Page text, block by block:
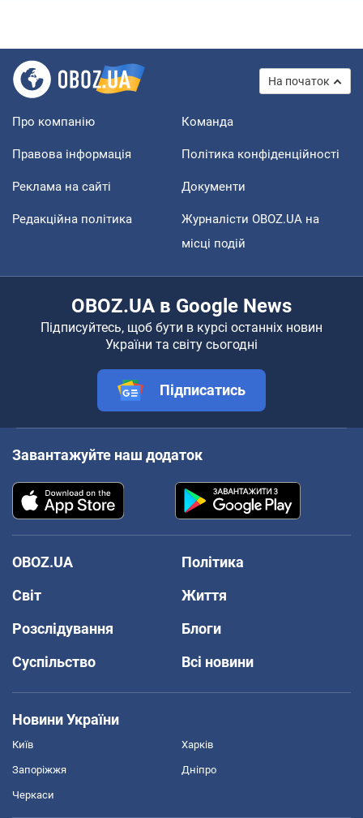
На початок
Про компанію Команда
Правова інформація Політика конфіденційності
Реклама на сайті Документи
Редакційна політика
Журналісти OBOZ.UA на
місці подій
OBOZ.UA в Google News
Підписуйтесь, щоб бути в курсі останніх новин
України та світу сьогодні
Підписатись
Завантажуйте наш додаток
OBOZ.UA
Політика
Світ
Життя
Розслідування
Блоги
Суспільство
Всі новини
Новини України
Київ Харків
Запоріжжя Дніпро
Черкаси